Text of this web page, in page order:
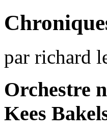
par richard
Orchestre
Kees